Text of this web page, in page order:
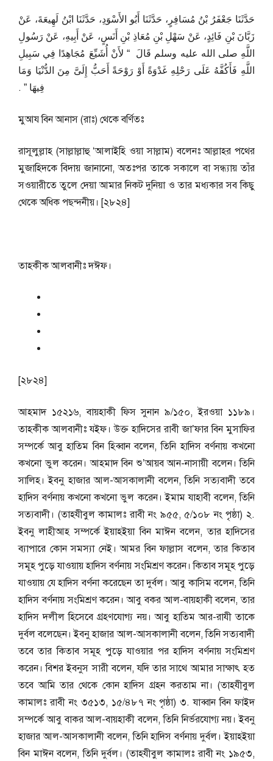
حَدَّثَنَا جَعْفَرُ بْنُ مُسَافِرٍ، حَدَّثَنَا أَبُو الأَسْوَدِ، حَدَّثَنَا ابْنُ لَهِيعَةَ، عَنْ
زَبَّانَ بْنِ فَائِدٍ، عَنْ سَهْلِ بْنِ مُعَاذِ بْنِ أَنَسٍ، عَنْ أَبِيهِ، عَنْ رَسُولِ
اللَّهِ صلى الله عليه وسلم قَالَ ‏ “‏ لأَنْ أُشَيِّعَ مُجَاهِدًا فِي سَبِيلِ
اللَّهِ فَأَكُفَّهُ عَلَى رَحْلِهِ غَدْوَةً أَوْ رَوْحَةً أَحَبُّ إِلَىَّ مِنَ الدُّنْيَا وَمَا
فِيهَا ‏”‏ ‏.‏
মুআয বিন আনাস (রাঃ) থেকে বর্ণিতঃ
রাসূলুল্লাহ (সাল্লাল্লাহু ‘আলাইহি ওয়া সাল্লাম) বলেনঃ আল্লাহর পথের
মুজাহিদকে বিদায় জানানো, অতঃপর তাকে সকালে বা সন্ধ্যায় তাঁর
সওয়ারীতে তুলে দেয়া আমার নিকট দুনিয়া ও তার মধ্যকার সব কিছু
থেকে অধিক পছন্দনীয়। [২৮২৪]
তাহকীক আলবানীঃ দঈফ।
[২৮২৪]
আহমাদ ১৫২১৬, বায়হাকী ফিস সুনান ৯/১৫০, ইরওয়া ১১৮৯।
তাহকীক আলবানীঃ যইফ। উক্ত হাদিসের রাবী জা’ফার বিন মুসাফির
সম্পর্কে আবু হাতিম বিন হিব্বান বলেন, তিনি হাদিস বর্ণনায় কখনো
কখনো ভুল করেন। আহমাদ বিন শু’আয়ব আন-নাসায়ী বলেন। তিনি
সালিহ। ইবনু হাজার আল-আসকালানী বলেন, তিনি সত্যবাদী তবে
হাদিস বর্ণনায় কখনো কখনো ভুল করেন। ইমাম যাহাবী বলেন, তিনি
সত্যবাদী। (তাহযীবুল কামালঃ রাবী নং ৯৫৫, ৫/১০৮ নং পৃষ্ঠা) ২.
ইবনু লাহীআহ সম্পর্কে ইয়াহইয়া বিন মাঈন বলেন, তার হাদিসের
ব্যাপারে কোন সমস্যা নেই। আমর বিন ফাল্লাস বলেন, তার কিতাব
সমূহ পুড়ে যাওয়ায় হাদিস বর্ণনায় সংমিশ্রণ করেন। কিতাব সমূহ পুড়ে
যাওয়ায় যে হাদিস বর্ণনা করেছেন তা দুর্বল। আবু কাসিম বলেন, তিনি
হাদিস বর্ণনায় সংমিশ্রণ করেন। আবু বকর আল-বায়হাকী বলেন, তার
হাদিস দলীল হিসেবে গ্রহণযোগ্য নয়। আবু হাতিম আর-রাযী তাকে
দুর্বল বলেছেন। ইবনু হাজার আল-আসকালানী বলেন, তিনি সত্যবাদী
তবে তার কিতাব সমূহ পুড়ে যাওয়ার পর হাদিস বর্ণনায় সংমিশ্রণ
করেন। বিশর ইবনুস সারী বলেন, যদি তার সাথে আমার সাক্ষাৎ হত
তবে আমি তার থেকে কোন হাদিস গ্রহন করতাম না। (তাহযীবুল
কামালঃ রাবী নং ৩৫১৩, ১৫/৪৮৭ নং পৃষ্ঠা) ৩. যাব্বান বিন ফাইদ
সম্পর্কে আবু বাকর আল-বায়হাকী বলেন, তিনি নির্ভরযোগ্য নয়। ইবনু
হাজার আল-আসকালানী বলেন, তিনি হাদিস বর্ণনায় দুর্বল। ইয়াহইয়া
বিন মাঈন বলেন, তিনি দুর্বল। (তাহযীবুল কামালঃ রাবী নং ১৯৫৩,